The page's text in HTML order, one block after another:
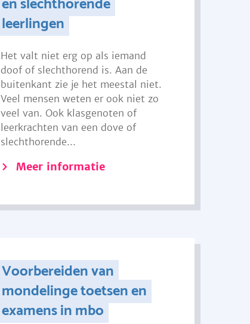
leerlingen
Het valt niet erg op als iemand
doof of slechthorend is. Aan de
buitenkant zie je het meestal niet.
Veel mensen weten er ook niet zo
veel van. Ook klasgenoten of
leerkrachten van een dove of
slechthorende...
Meer informatie
Voorbereiden van
mondelinge toetsen en
examens in mbo